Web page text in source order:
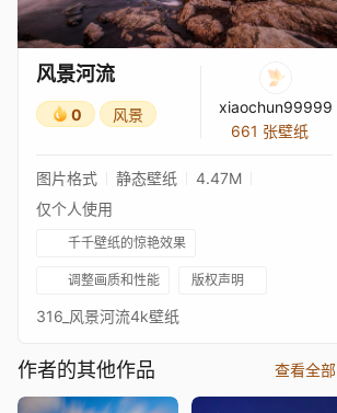
风景河流
0 风景
xiaochun99999
661 张壁纸
图片格式 静态壁纸
4.47M
仅个人使用
千千壁纸的惊艳效果
调整画质和性能 版权声明
316_风景河流4k壁纸
作者的其他作品 查看全部